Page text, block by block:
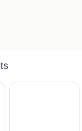
en cotangenten